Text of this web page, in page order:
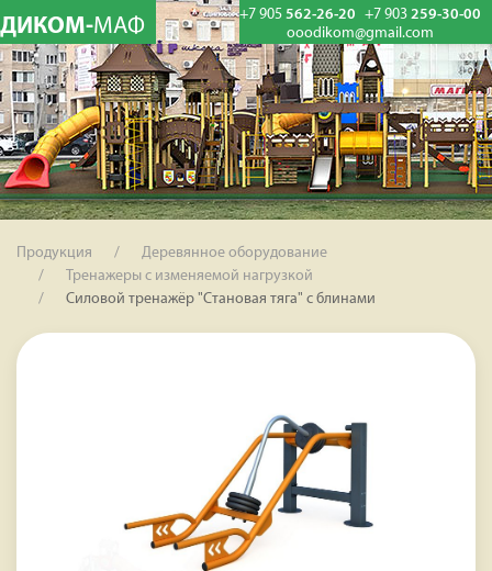
ДИКОМ-МАФ +7 905 562-26-20 +7 903 259-30-00
ooodikom@gmail.com
Продукция
Деревянное оборудование
Тренажеры с изменяемой нагрузкой
Силовой тренажёр "Становая тяга" с блинами